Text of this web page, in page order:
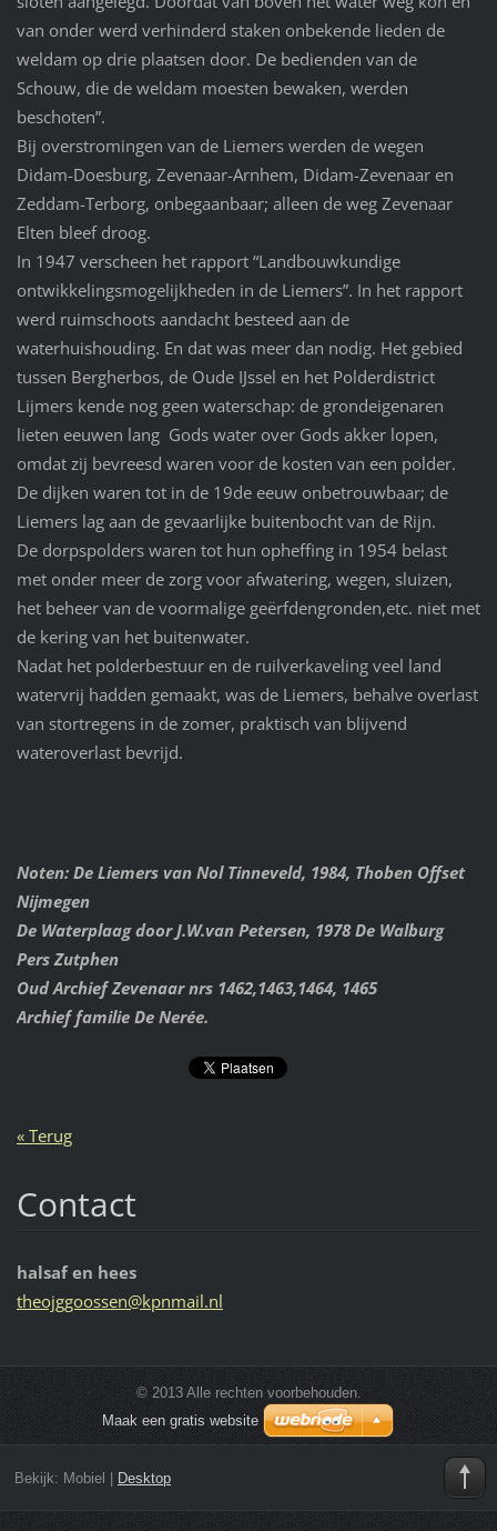
van onder werd verhinderd staken onbekende lieden de
weldam op drie plaatsen door. De bedienden van de
Schouw, die de weldam moesten bewaken, werden
beschoten”.
Bij overstromingen van de Liemers werden de wegen
Didam-Doesburg, Zevenaar-Arnhem, Didam-Zevenaar en
Zeddam-Terborg, onbegaanbaar; alleen de weg Zevenaar
Elten bleef droog.
In 1947 verscheen het rapport “Landbouwkundige
ontwikkelingsmogelijkheden in de Liemers”. In het rapport
werd ruimschoots aandacht besteed aan de
waterhuishouding. En dat was meer dan nodig. Het gebied
tussen Bergherbos, de Oude IJssel en het Polderdistrict
Lijmers kende nog geen waterschap: de grondeigenaren
lieten eeuwen lang Gods water over Gods akker lopen,
omdat zij bevreesd waren voor de kosten van een polder.
De dijken waren tot in de 19de eeuw onbetrouwbaar; de
Liemers lag aan de gevaarlijke buitenbocht van de Rijn.
De dorpspolders waren tot hun opheffing in 1954 belast
met onder meer de zorg voor afwatering, wegen, sluizen,
het beheer van de voormalige geërfdengronden,etc. niet met
de kering van het buitenwater.
Nadat het polderbestuur en de ruilverkaveling veel land
watervrij hadden gemaakt, was de Liemers, behalve overlast
van stortregens in de zomer, praktisch van blijvend
wateroverlast bevrijd.
Noten: De Liemers van Nol Tinneveld, 1984, Thoben Offset
Nijmegen
De Waterplaag door J.W.van Petersen, 1978 De Walburg
Pers Zutphen
Oud Archief Zevenaar nrs 1462,1463,1464, 1465
Archief familie De Nerée.
« Terug
Contact
halsaf en hees
theojggoossen@kpnmail.nl
© 2013 Alle rechten voorbehouden.
Maak een gratis website
Bekijk: Mobiel Desktop